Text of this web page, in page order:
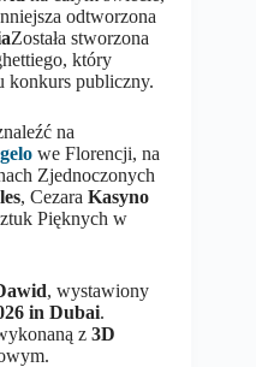
odtworzona
Została stworzona
który
konkurs publiczny.
na
we Florencji, na
Zjednoczonych
, Cezara Kasyno
Pięknych w
, wystawiony
in Dubai.
z 3D